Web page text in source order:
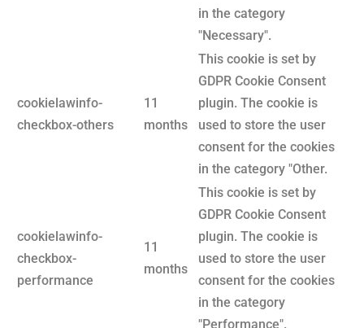
in the category
"Necessary".
cookielawinfo-
checkbox-others
11
months
This cookie is set by
GDPR Cookie Consent
plugin. The cookie is
used to store the user
consent for the cookies
in the category "Other.
cookielawinfo-
checkbox-
performance
11
months
This cookie is set by
GDPR Cookie Consent
plugin. The cookie is
used to store the user
consent for the cookies
in the category
"Performance".